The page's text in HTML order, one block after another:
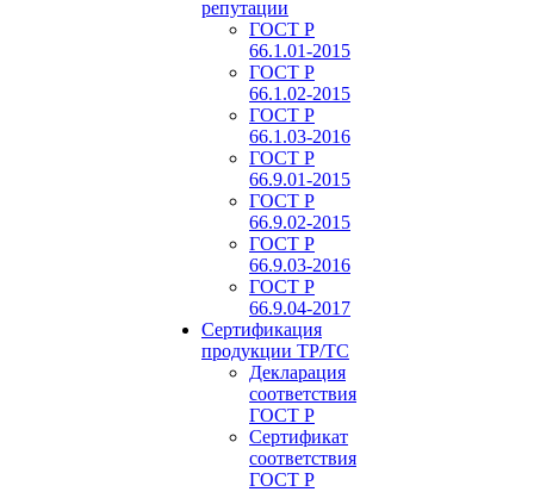
репутации
ГОСТ Р
66.1.01-2015
ГОСТ Р
66.1.02-2015
ГОСТ Р
66.1.03-2016
ГОСТ Р
66.9.01-2015
ГОСТ Р
66.9.02-2015
ГОСТ Р
66.9.03-2016
ГОСТ Р
66.9.04-2017
Сертификация
продукции ТР/ТС
Декларация
соответствия
ГОСТ Р
Сертификат
соответствия
ГОСТ Р